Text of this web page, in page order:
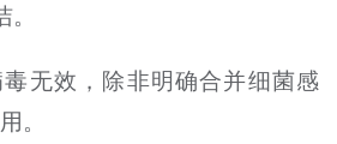
无效，除非明确合并细菌感
。